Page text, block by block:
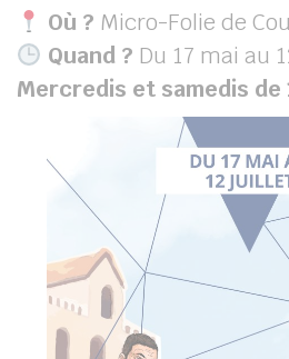
Où ? Micro-Folie de
Quand ? Du 17 mai au
Mercredis et samedis de